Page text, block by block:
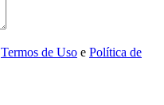
Termos de Uso e Política de